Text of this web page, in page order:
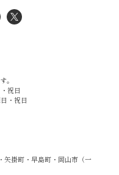
。
祝日
・祝日
矢掛町・早島町・岡山市（一